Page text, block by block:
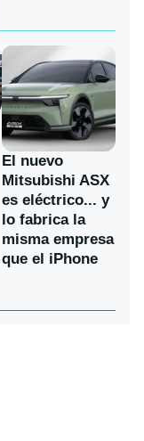
El nuevo
Mitsubishi ASX
es eléctrico... y
lo fabrica la
misma empresa
que el iPhone